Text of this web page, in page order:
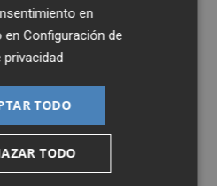
en
enConfiguración de
privacidad
TODO
TODO